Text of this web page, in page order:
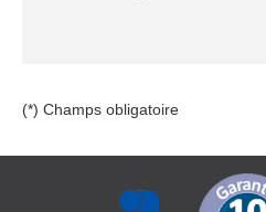
(*) Champs obligatoire